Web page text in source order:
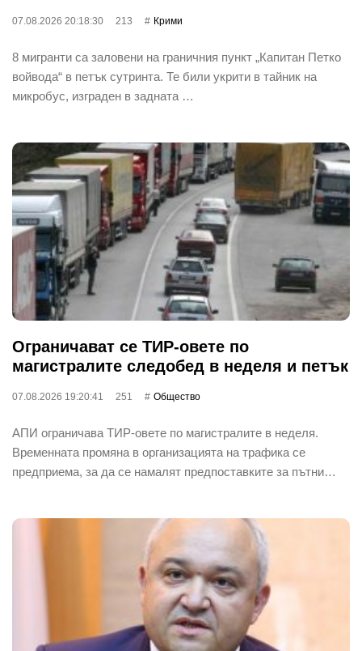
07.08.2026 20:18:30 213 Крими
8 мигранти са заловени на граничния пункт „Капитан Петко
войвода“ в петък сутринта. Те били укрити в тайник на
микробус, изграден в задната …
Ограничават се ТИР-овете по
магистралите следобед в неделя и петък
07.08.2026 19:20:41 251 Общество
АПИ ограничава ТИР-овете по магистралите в неделя.
Временната промяна в организацията на трафика се
предприема, за да се намалят предпоставките за пътни…